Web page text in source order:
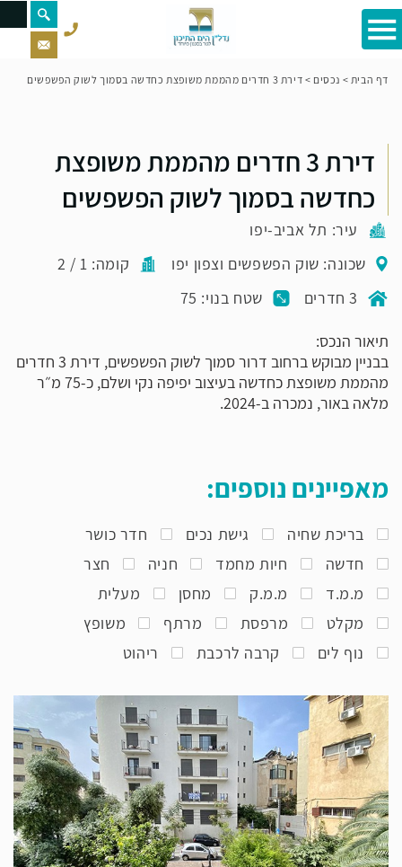
דף הבית > נכסים > דירת 3 חדרים מהממת משופצת כחדשה בסמוך לשוק הפשפשים
דירת 3 חדרים מהממת משופצת
כחדשה בסמוך לשוק הפשפשים
עיר: תל אביב-יפו
שכונה: שוק הפשפשים וצפון יפו
קומה: 1 / 2
3 חדרים
שטח בנוי: 75
תיאור הנכס:
בבניין מבוקש ברחוב דרור סמוך לשוק הפשפשים, דירת 3 חדרים
מהממת משופצת כחדשה בעיצוב יפיפה נקי ושלם, כ-75 מ״ר
מלאה באור, נמכרה ב-2024.
מאפיינים נוספים:
בריכת שחיה גישת נכים
חדר כושר
חדשה
חיות מחמד חניה
חצר
מ.מ.ד
מ.מ.ק מחסן
מעלית
מקלט
מרפסת מרתף
משופץ
נוף לים
קרבה לרכבת ריהוט